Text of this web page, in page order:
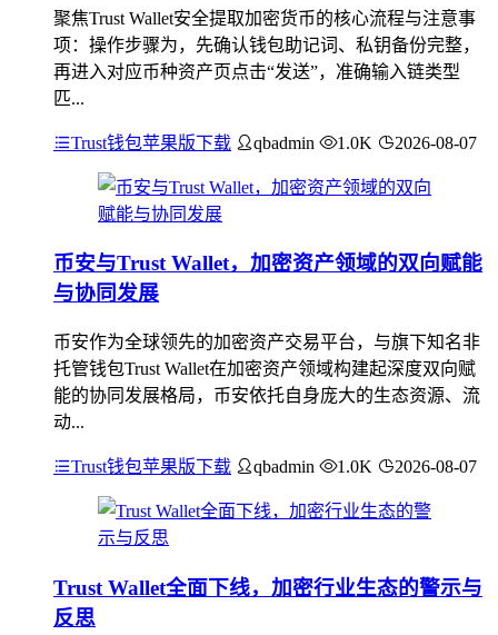
聚焦Trust Wallet安全提取加密货币的核心流程与注意事
项：操作步骤为，先确认钱包助记词、私钥备份完整，
再进入对应币种资产页点击“发送”，准确输入链类型
匹...
Trust钱包苹果版下载 qbadmin 1.0K 2026-08-07
币安与Trust Wallet，加密资产领域的双向赋能
与协同发展
币安作为全球领先的加密资产交易平台，与旗下知名非
托管钱包Trust Wallet在加密资产领域构建起深度双向赋
能的协同发展格局，币安依托自身庞大的生态资源、流
动...
Trust钱包苹果版下载 qbadmin 1.0K 2026-08-07
Trust Wallet全面下线，加密行业生态的警示与
反思